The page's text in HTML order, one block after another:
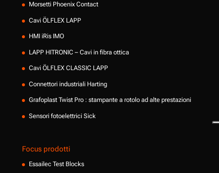
Morsetti Phoenix Contact
Cavi ÖLFLEX LAPP
HMI iRis IMO
LAPP HITRONIC – Cavi in fibra ottica
Cavi ÖLFLEX CLASSIC LAPP
Connettori industriali Harting
Grafoplast Twist Pro : stampante a rotolo ad alte prestazioni
Sensori fotoelettrici Sick
Focus prodotti
Essailec Test Blocks